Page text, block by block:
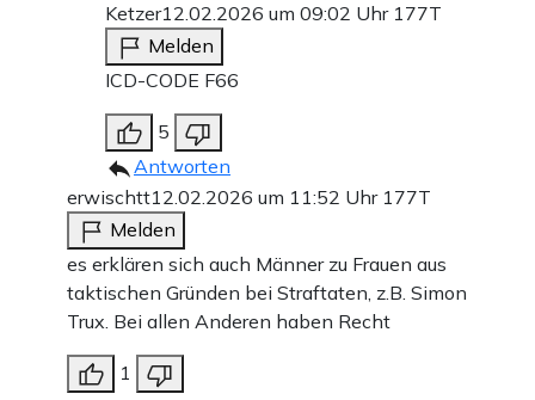
Ketzer12.02.2026 um 09:02 Uhr 177T
Melden
ICD-CODE F66
5
Antworten
erwischtt12.02.2026 um 11:52 Uhr 177T
Melden
es erklären sich auch Männer zu Frauen aus
taktischen Gründen bei Straftaten, z.B. Simon
Trux. Bei allen Anderen haben Recht
1